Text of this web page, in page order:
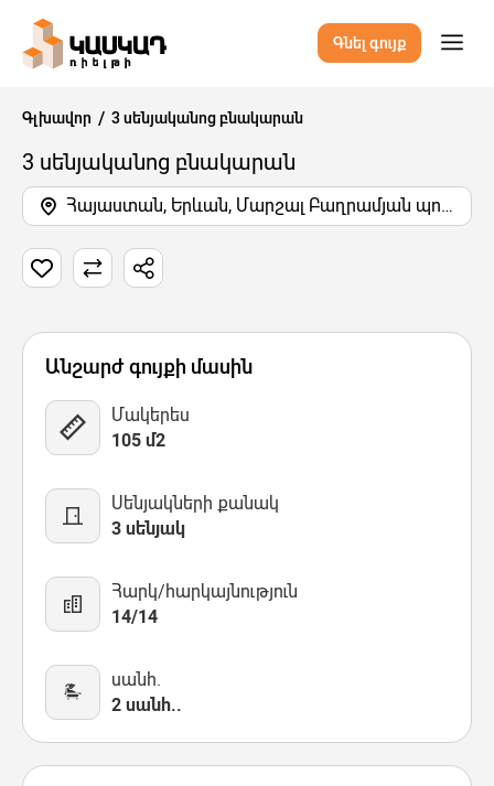
Գնել գույք
Գլխավոր 3 սենյականոց բնակարան
3 սենյականոց բնակարան
Հայաստան, Երևան, Մարշալ Բաղրամյան պողոտայի 2-րդ նրբանցք
1 Նկար Քարտեզ
Անշարժ գույքի մասին
Մակերես
105 մ2
Սենյակների քանակ
3 սենյակ
Հարկ/հարկայնություն
14/14
սանհ.
2 սանհ..